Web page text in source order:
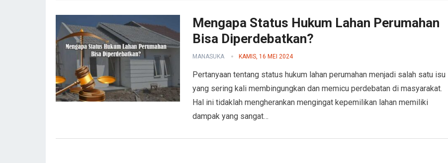
Mengapa Status Hukum Lahan Perumahan
Bisa Diperdebatkan?
MANASUKA KAMIS, 16 MEI 2024
Pertanyaan tentang status hukum lahan perumahan menjadi salah satu isu
yang sering kali membingungkan dan memicu perdebatan di masyarakat.
Hal ini tidaklah mengherankan mengingat kepemilikan lahan memiliki
dampak yang sangat…